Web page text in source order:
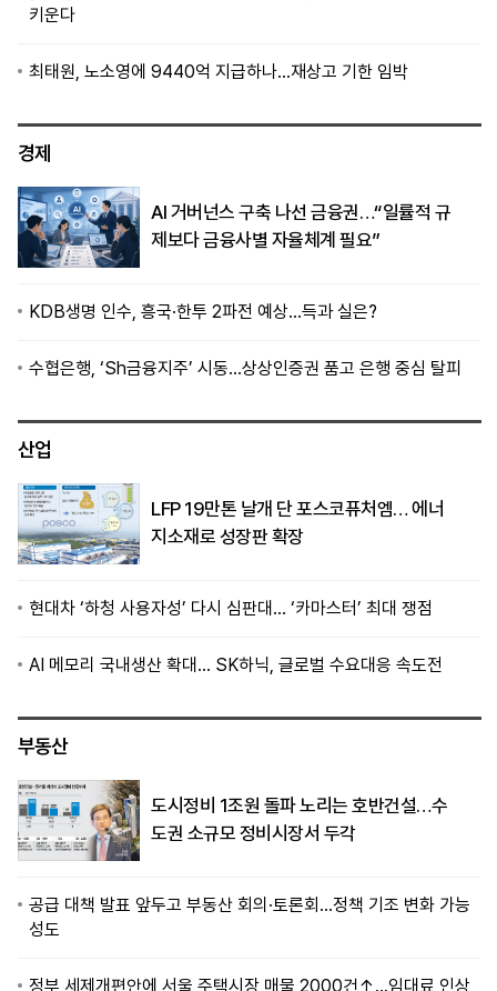
키운다
최태원, 노소영에 9440억 지급하나…재상고 기한 임박
경제
AI 거버넌스 구축 나선 금융권…“일률적 규
제보다 금융사별 자율체계 필요”
KDB생명 인수, 흥국·한투 2파전 예상…득과 실은?
수협은행, ‘Sh금융지주’ 시동…상상인증권 품고 은행 중심 탈피
산업
LFP 19만톤 날개 단 포스코퓨처엠… 에너
지소재로 성장판 확장
현대차 ‘하청 사용자성’ 다시 심판대… ‘카마스터’ 최대 쟁점
AI 메모리 국내생산 확대… SK하닉, 글로벌 수요대응 속도전
부동산
도시정비 1조원 돌파 노리는 호반건설…수
도권 소규모 정비시장서 두각
공급 대책 발표 앞두고 부동산 회의·토론회…정책 기조 변화 가능
성도
정부 세제개편안에 서울 주택시장 매물 2000건↑…임대료 인상